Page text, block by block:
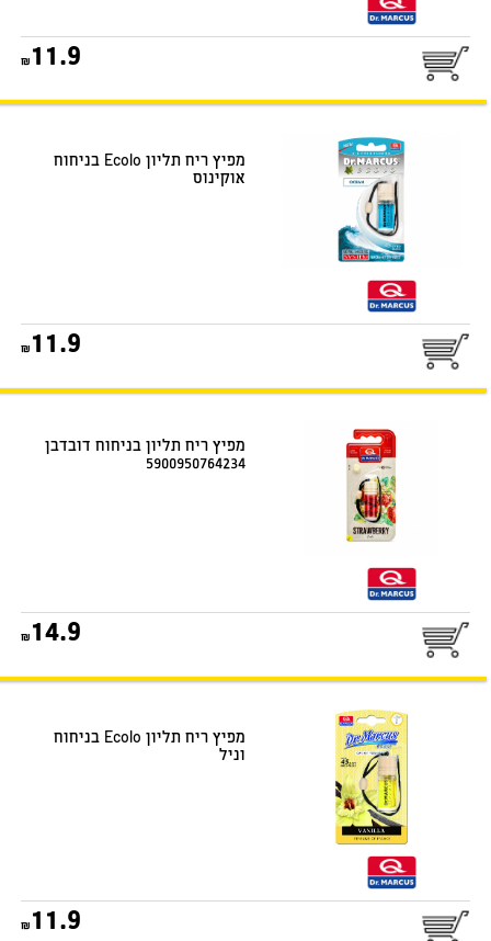
25
11.9
מפיץ ריח תליון Ecolo בניחוח
אוקינוס
25
11.9
מפיץ ריח תליון בניחוח דובדבן
5900950764234
25
14.9
מפיץ ריח תליון Ecolo בניחוח
וניל
25
11.9